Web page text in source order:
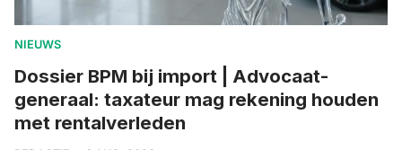
NIEUWS
Dossier BPM bij import | Advocaat-
generaal: taxateur mag rekening houden
met rentalverleden